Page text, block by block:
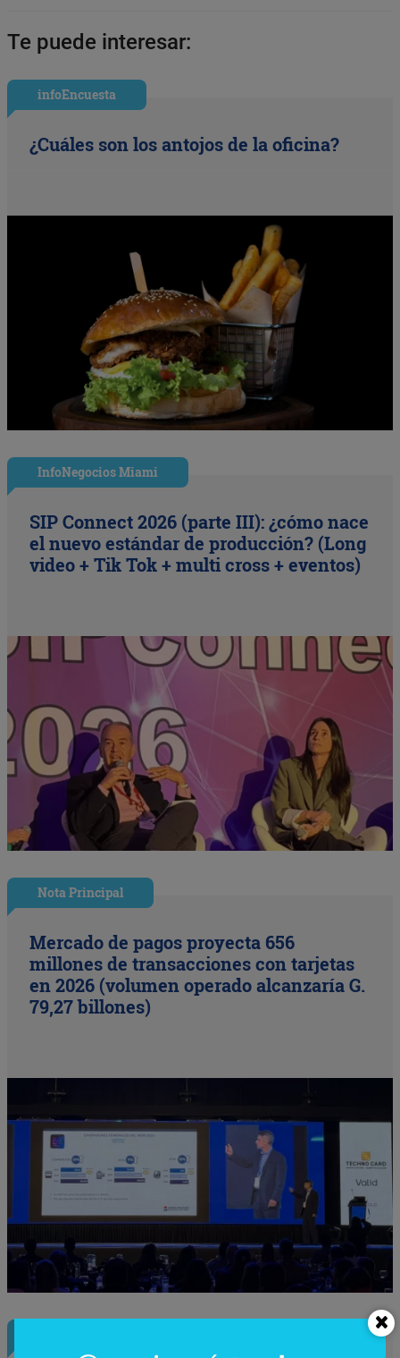
Te puede interesar:
infoEncuesta
¿Cuáles son los antojos de la oficina?
InfoNegocios Miami
SIP Connect 2026 (parte III): ¿cómo nace
el nuevo estándar de producción? (Long
video + Tik Tok + multi cross + eventos)
Nota Principal
Mercado de pagos proyecta 656
millones de transacciones con tarjetas
en 2026 (volumen operado alcanzaría G.
79,27 billones)